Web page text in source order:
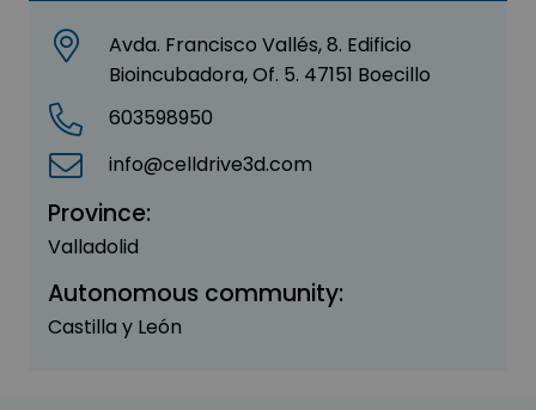
Avda. Francisco Vallés, 8. Edificio
Bioincubadora, Of. 5. 47151 Boecillo
603598950
info@celldrive3d.com
Province:
Valladolid
Autonomous community:
Castilla y León